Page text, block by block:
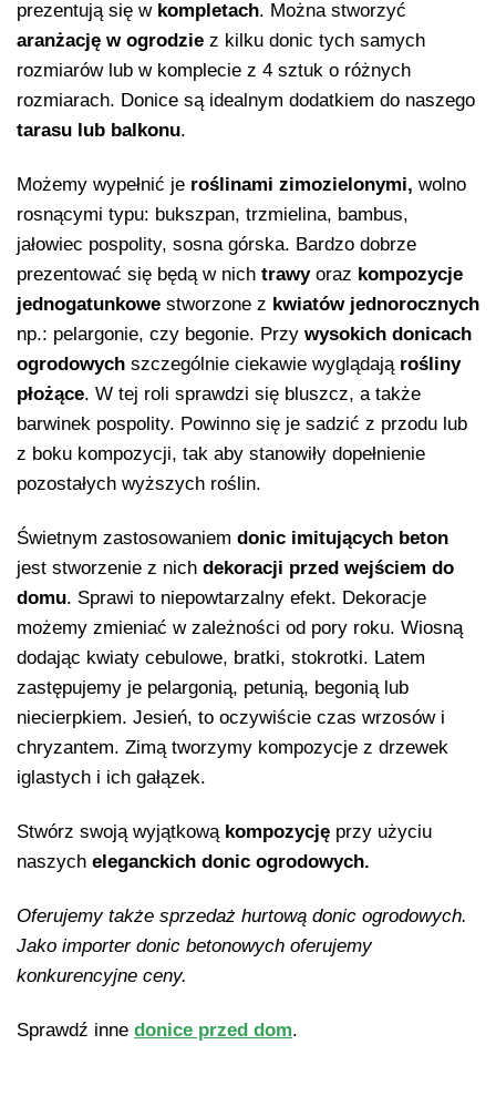
prezentują się w kompletach. Można stworzyć
aranżację w ogrodzie z kilku donic tych samych
rozmiarów lub w komplecie z 4 sztuk o różnych
rozmiarach. Donice są idealnym dodatkiem do naszego
tarasu lub balkonu.
Możemy wypełnić je roślinami zimozielonymi, wolno
rosnącymi typu: bukszpan, trzmielina, bambus,
jałowiec pospolity, sosna górska. Bardzo dobrze
prezentować się będą w nich trawy oraz kompozycje
jednogatunkowe stworzone z kwiatów jednorocznych
np.: pelargonie, czy begonie. Przy wysokich donicach
ogrodowych szczególnie ciekawie wyglądają rośliny
płożące. W tej roli sprawdzi się bluszcz, a także
barwinek pospolity. Powinno się je sadzić z przodu lub
z boku kompozycji, tak aby stanowiły dopełnienie
pozostałych wyższych roślin.
Świetnym zastosowaniem donic imitujących beton
jest stworzenie z nich dekoracji przed wejściem do
domu. Sprawi to niepowtarzalny efekt. Dekoracje
możemy zmieniać w zależności od pory roku. Wiosną
dodając kwiaty cebulowe, bratki, stokrotki. Latem
zastępujemy je pelargonią, petunią, begonią lub
niecierpkiem. Jesień, to oczywiście czas wrzosów i
chryzantem. Zimą tworzymy kompozycje z drzewek
iglastych i ich gałązek.
Stwórz swoją wyjątkowąkompozycję przy użyciu
naszych eleganckich donic ogrodowych.
Oferujemy także sprzedaż hurtową donic ogrodowych.
Jako importer donic betonowych oferujemy
konkurencyjne ceny.
Sprawdź inne donice przed dom.